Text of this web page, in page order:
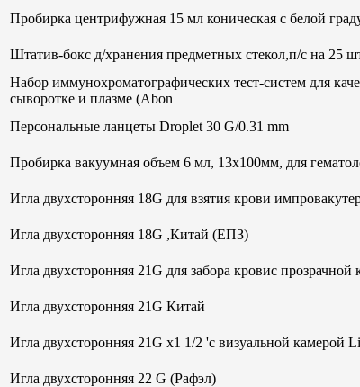
Пробирка центрифужная 15 мл коническая с белой
Штатив-бокс д/хранения предметных стекол,п/с на 25
Набор иммунохроматографических тест-систем для
сыворотке и плазме (Abon
Персональные ланцеты Droplet 30 G/0.31 mm
Пробирка вакуумная объем 6 мл, 13х100мм, для
Игла двухсторонняя 18G для взятия крови
Игла двухсторонняя 18G ,Китай (ЕПЗ)
Игла двухсторонняя 21G для забора кровис
Игла двухсторонняя 21G Китай
Игла двухсторонняя 21G х1 1/2 'с визуальной
Игла двухсторонняя 22 G (Рафэл)